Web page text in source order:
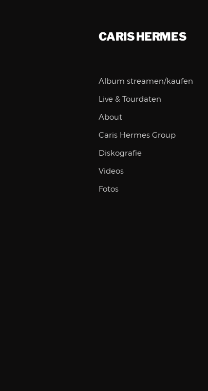
CARIS HERMES
Album streamen/kaufen
Live & Tourdaten
About
Caris Hermes Group
Diskografie
Videos
Fotos